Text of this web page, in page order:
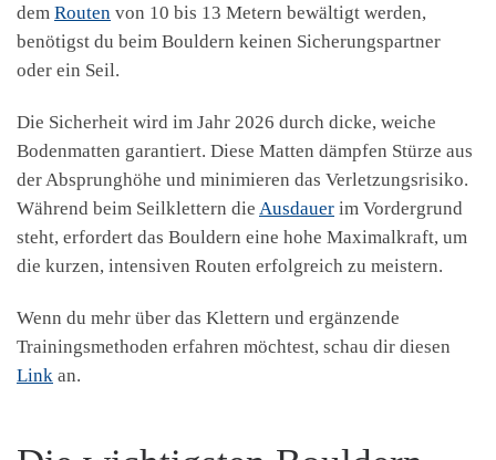
dem Routen von 10 bis 13 Metern bewältigt werden,
benötigst du beim Bouldern keinen Sicherungspartner
oder ein Seil.
Die Sicherheit wird im Jahr 2026 durch dicke, weiche
Bodenmatten garantiert. Diese Matten dämpfen Stürze aus
der Absprunghöhe und minimieren das Verletzungsrisiko.
Während beim Seilklettern die Ausdauer im Vordergrund
steht, erfordert das Bouldern eine hohe Maximalkraft, um
die kurzen, intensiven Routen erfolgreich zu meistern.
Wenn du mehr über das Klettern und ergänzende
Trainingsmethoden erfahren möchtest, schau dir diesen
Link an.